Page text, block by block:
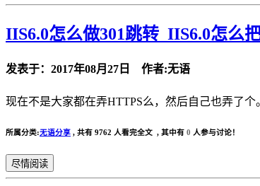
IIS6.0怎么做301跳转_IIS6.0怎么
发表于：2017年08月27日 作者:无语
现在不是大家都在弄HTTPS么，然后自己也弄了
所属分类:无语分享 , 共有 9762 人看完全文 , 其中有 0 人参与讨论！
尽情阅读